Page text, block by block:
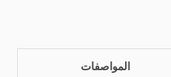
المواصفات